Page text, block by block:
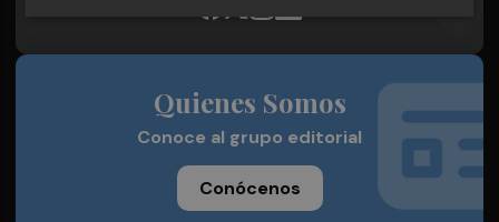
Quienes Somos
Conoce al grupo editorial
Conócenos